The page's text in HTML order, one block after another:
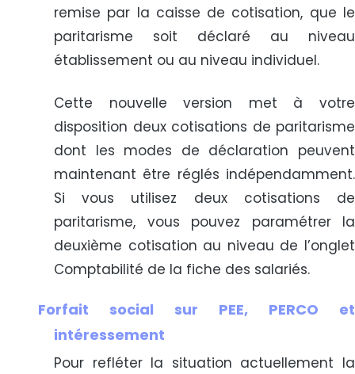
remise par la caisse de cotisation, que le
paritarisme soit déclaré au niveau
établissement ou au niveau individuel.
Cette nouvelle version met à votre
disposition deux cotisations de paritarisme
dont les modes de déclaration peuvent
maintenant être réglés indépendamment.
Si vous utilisez deux cotisations de
paritarisme, vous pouvez paramétrer la
deuxième cotisation au niveau de l’onglet
Comptabilité de la fiche des salariés.
Forfait social sur PEE, PERCO et
intéressement
Pour refléter la situation actuellement la